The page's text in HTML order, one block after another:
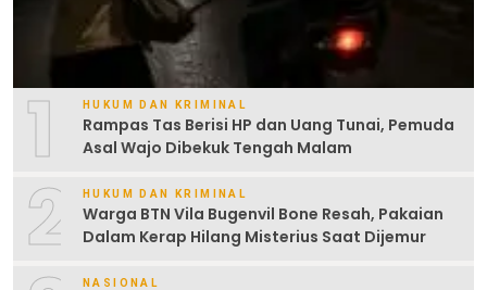
1 HUKUM DAN KRIMINAL
Rampas Tas Berisi HP dan Uang Tunai, Pemuda
Asal Wajo Dibekuk Tengah Malam
2 HUKUM DAN KRIMINAL
Warga BTN Vila Bugenvil Bone Resah, Pakaian
Dalam Kerap Hilang Misterius Saat Dijemur
NASIONAL